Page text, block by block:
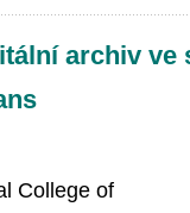
archiv ve
College of